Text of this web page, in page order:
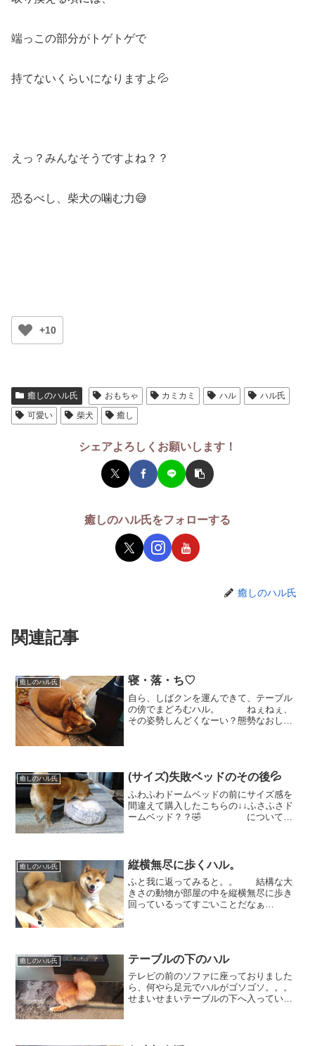
端っこの部分がトゲトゲで
持てないくらいになりますよ💦
えっ？みんなそうですよね？？
恐るべし、柴犬の噛む力😅
+10
癒しのハル氏 おもちゃ カミカミ ハル
ハル氏
可愛い
柴犬 癒し
シェアよろしくお願いします！
癒しのハル氏をフォローする
癒しのハル氏
関連記事
癒しのハル氏 寝・落・ち♡
自ら、しばクンを運んできて、テーブル
の傍でまどろむハル。 ねぇねぇ、
その姿勢しんどくなーい？態勢なおして
癒しのハル氏 (サイズ)失敗ベッドのその後💦
ふわふわドームベッドの前にサイズ感を
間違えて購入したこちらの↓↓ふさふさド
ームベッド？？🤣 について、
↓↓ リメイク✨ （屋根の部...
癒しのハル氏 縦横無尽に歩くハル。
ふと我に返ってみると。。 結構な大
きさの動物が部屋の中を縦横無尽に歩き
回っているってすごいことだなぁ
癒しのハル氏 テーブルの下のハル
テレビの前のソファに座っておりました
ら、何やら足元でハルがゴソゴソ。。。
せまいせまいテーブルの下へ入っていき
て、どうするのかなと見守っ...